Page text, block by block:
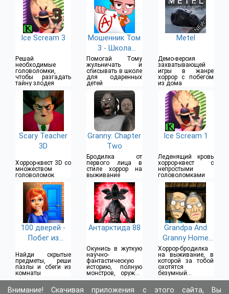
Ice Scream 3
Решай
необходимые
головоломки,
чтобы разгадать
тайну злодея
Мошенник Том
3 - Школа
гениев
Помогай Тому
жульничать и
списывать в школе
для одаренных
детей
Metel
Демо-версия
захватывающей
игры в жанре
хоррор с побегом
из дома
Scary Teacher
3D
Хоррор-квест 3D со
множеством
головоломок
Granny: Chapter
Two
Бродилка от
первого лица в
стиле хоррор на
выживание
Ice Scream 1
Леденящий кровь
хоррор-квест с
непростыми
головоломками
100 дверей -
Побег из
Найди скрытые
предметы, реши
пазлы и сбеги из
комнаты
Антарктида 88
Окунись в жуткую
научно-
фантастическую
историю, полную
монстров, оружия
и приключений
Grandpa And
Granny Home
Escape
Хоррор-бродилка
на выживание, в
которой за тобой
охотятся
безумный
дедушка и
страшная бабушка
Внимание! Скачивая приложения с этого сайта, Вы